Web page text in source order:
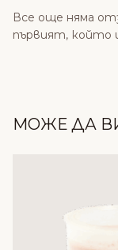
Все още няма
първият, който
МОЖЕ ДА